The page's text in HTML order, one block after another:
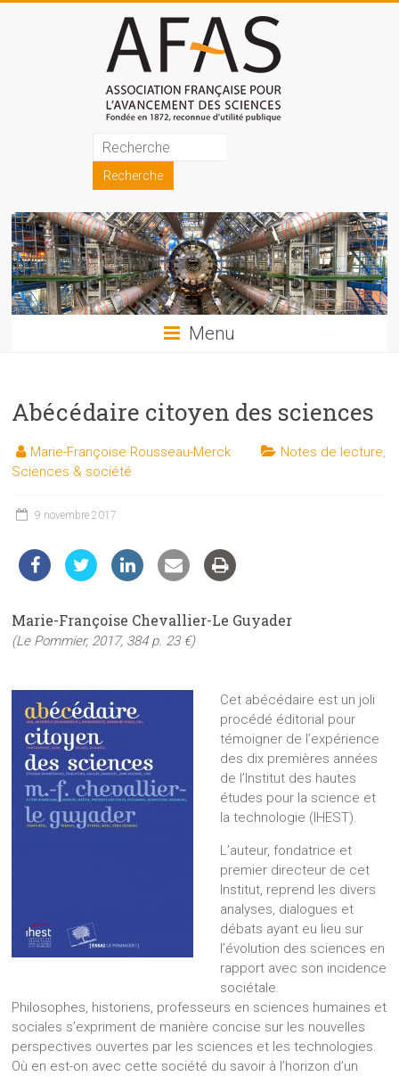
Association
française
pour
l'avancement
des
sciences
les
et
les
auprès
public
Menu
Abécédaire citoyen des sciences
Marie-Françoise Rousseau-Merck Notes de lecture
Sciences & société
9 novembre 2017
Marie-Françoise Chevallier-Le Guyader
(Le Pommier, 2017, 384 p. 23 €)
Cet abécédaire est un joli
procédé éditorial pour
témoigner de l’expérience
des dix premières années
de l’Institut des hautes
études pour la science et
la technologie (IHEST).
L’auteur, fondatrice et
premier directeur de cet
Institut, reprend les divers
analyses, dialogues et
débats ayant eu lieu sur
l’évolution des sciences en
rapport avec son incidence
sociétale.
Philosophes, historiens, professeurs en sciences humaines et
sociales s’expriment de manière concise sur les nouvelles
perspectives ouvertes par les sciences et les technologies.
Où en est-on avec cette société du savoir à l’horizon d’un